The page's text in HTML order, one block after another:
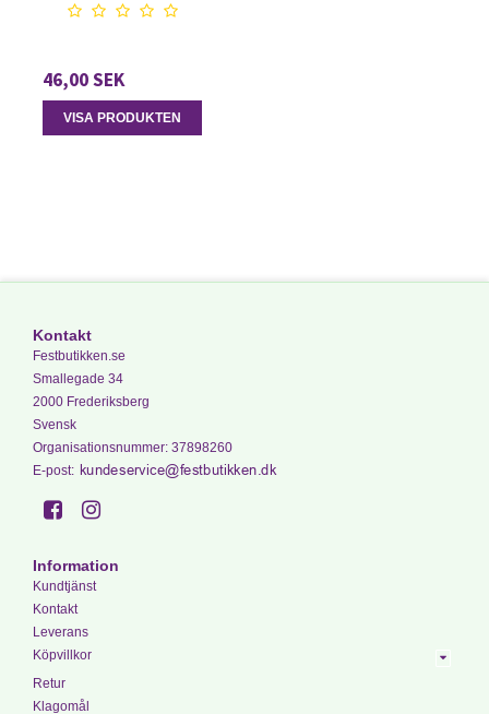
46,00 SEK
VISA PRODUKTEN
Kontakt
Festbutikken.se
Smallegade 34
2000 Frederiksberg
Svensk
Organisationsnummer: 37898260
E-post:
Information
Kundtjänst
Kontakt
Leverans
Köpvillkor
Retur
Klagomål